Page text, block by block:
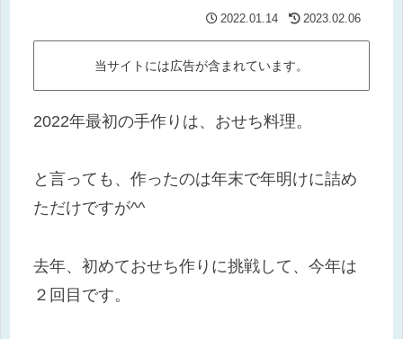
2022.01.14 2023.02.06
当サイトには広告が含まれています。
2022年最初の手作りは、おせち料理。
と言っても、作ったのは年末で年明けに詰め
ただけですが^^
去年、初めておせち作りに挑戦して、今年は
２回目です。